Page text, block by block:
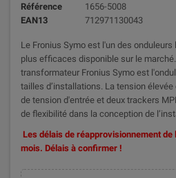
Référence
1656-5008
EAN13
712971130043
Le Fronius Symo est l'un des
plus efficaces disponible sur le marché.
transformateur Fronius Symo est
tailles d’installations. La tension
de tension d'entrée et deux trackers
de flexibilité dans la conception de
Les délais de réapprovisionnement de
mois. Délais à confirmer !